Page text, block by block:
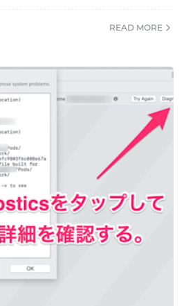
READ MORE